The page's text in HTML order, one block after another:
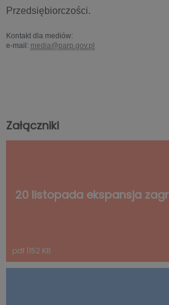
Przedsiębiorczości.
Kontakt dla mediów:
e-mail: media@parp.gov.pl
Załączniki
20 listopada ekspansja
pdf |152 KB